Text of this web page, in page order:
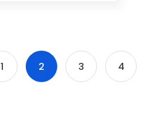
1 2 3 4